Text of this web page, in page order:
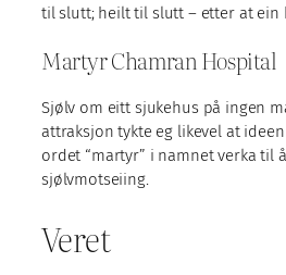
til slutt; heilt til slutt – etter at ein
Martyr Chamran Hospital
Sjølv om eitt sjukehus på ingen
attraksjon tykte eg likevel at
ordet “martyr” i namnet verka til
sjølvmotseiing.
Veret